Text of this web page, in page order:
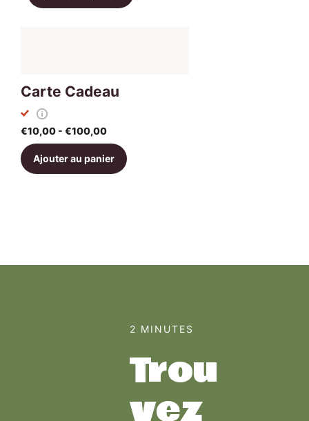
Carte Cadeau
€10,00 - €100,00
Ajouter au panier
2 MINUTES
Trou
vez